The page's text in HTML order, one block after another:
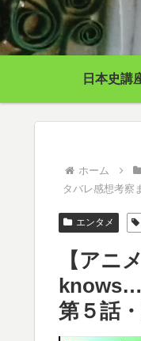
日本史講
ホーム
タバレ感想考察
エンタメ
【アニ
knows…
第５話